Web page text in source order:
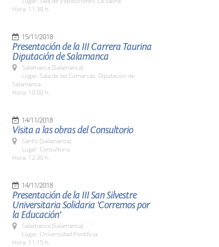
Hora: 11:30 h.
15/11/2018
Presentación de la III Carrera Taurina
Diputación de Salamanca
Salamanca (Salamanca)
Lugar: Sala de las Comarcas. Diputación de
Salamanca
Hora: 10:00 h.
14/11/2018
Visita a las obras del Consultorio
Santiz (Salamanca)
Lugar: Consultorio
Hora: 12:30 h.
14/11/2018
Presentación de la III San Silvestre
Universitaria Solidaria 'Corremos por
la Educación'
Salamanca (Salamanca)
Lugar: Universidad Pontificia
Hora: 11:15 h.